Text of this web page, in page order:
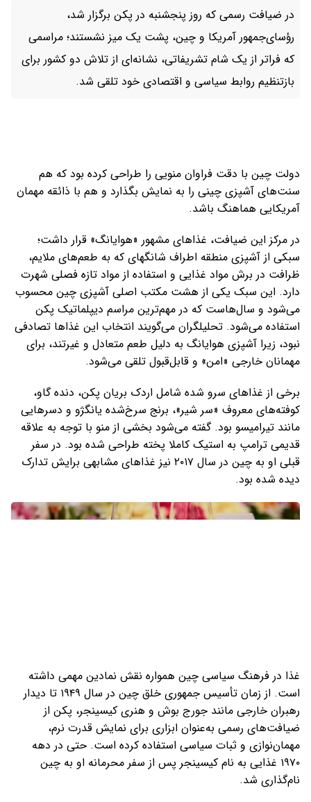
در ضیافت رسمی که روز پنجشنبه در پکن برگزار شد،
رؤسای‌جمهور آمریکا و چین، پشت یک میز نشستند؛ مراسمی
که فراتر از یک شام تشریفاتی، نشانه‌ای از تلاش دو کشور برای
بازتنظیم روابط سیاسی و اقتصادی خود تلقی شد.
دولت چین با دقت فراوان منویی را طراحی کرده بود که هم
سنت‌های آشپزی چینی را به نمایش بگذارد و هم با ذائقه مهمان
آمریکایی هماهنگ باشد.
در مرکز این ضیافت، غذاهای مشهور «هوایانگ» قرار داشت؛
سبکی از آشپزی منطقه اطراف شانگهای که به طعم‌های ملایم،
ظرافت در برش مواد غذایی و استفاده از مواد تازه فصلی شهرت
دارد. این سبک یکی از هشت مکتب اصلی آشپزی چین محسوب
می‌شود و سال‌هاست که در مهم‌ترین مراسم دیپلماتیک پکن
استفاده می‌شود. تحلیلگران می‌گویند انتخاب این غذاها تصادفی
نبود، زیرا آشپزی هوایانگ به دلیل طعم متعادل و غیرتند، برای
مهمانان خارجی «امن» و قابل‌قبول تلقی می‌شود.
برخی از غذاهای سرو شده شامل اردک بریان پکن، دنده گاو،
کوفته‌های معروف «سر شیر»، برنج سرخ‌شده یانگژو و دسرهایی
مانند تیرامیسو بود. گفته می‌شود بخشی از منو با توجه به علاقه
قدیمی ترامپ به استیک کاملا پخته طراحی شده بود. در سفر
قبلی او به چین در سال ۲۰۱۷ نیز غذاهای مشابهی برایش تدارک
دیده شده بود.
غذا در فرهنگ سیاسی چین همواره نقش نمادین مهمی داشته
است. از زمان تأسیس جمهوری خلق چین در سال ۱۹۴۹ تا دیدار
رهبران خارجی مانند جورج بوش و هنری کیسینجر، پکن از
ضیافت‌های رسمی به‌عنوان ابزاری برای نمایش قدرت نرم،
مهمان‌نوازی و ثبات سیاسی استفاده کرده است. حتی در دهه
۱۹۷۰ غذایی به نام کیسینجر پس از سفر محرمانه او به چین
نام‌گذاری شد.